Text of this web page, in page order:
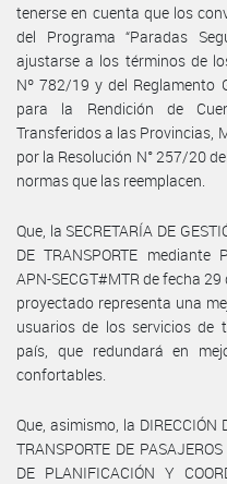
tenerse en cuenta que los
del Programa “Paradas
ajustarse a los términos de
Nº 782/19 y del Reglamento
para la Rendición de
Transferidos a las Provincias,
por la Resolución N° 257/20
normas que las reemplacen.
Que, la SECRETARÍA DE
DE TRANSPORTE mediante
APN-SECGT#MTR de fecha
proyectado representa una
usuarios de los servicios de
país, que redundará en
confortables.
Que, asimismo, la DIRECCIÓN
TRANSPORTE DE
DE PLANIFICACIÓN Y